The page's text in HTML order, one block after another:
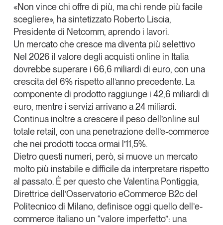
GS1 Italy
«Non vince chi offre di più, ma chi rende più facile
scegliere», ha sintetizzato Roberto Liscia,
Presidente di Netcomm, aprendo i lavori.
Un mercato che cresce ma diventa più selettivo
Nel 2026 il valore degli acquisti online in Italia
dovrebbe superare i 66,6 miliardi di euro, con una
crescita del 6% rispetto all’anno precedente. La
componente di prodotto raggiunge i 42,6 miliardi di
euro, mentre i servizi arrivano a 24 miliardi.
Continua inoltre a crescere il peso dell’online sul
totale retail, con una penetrazione dell’e-commerce
che nei prodotti tocca ormai l’11,5%.
Dietro questi numeri, però, si muove un mercato
molto più instabile e difficile da interpretare rispetto
al passato. È per questo cheValentina Pontiggia,
Direttrice dell’Osservatorio eCommerce B2c del
Politecnico di Milano, definisce oggi quello dell’e-
commerce italiano un “valore imperfetto”: una